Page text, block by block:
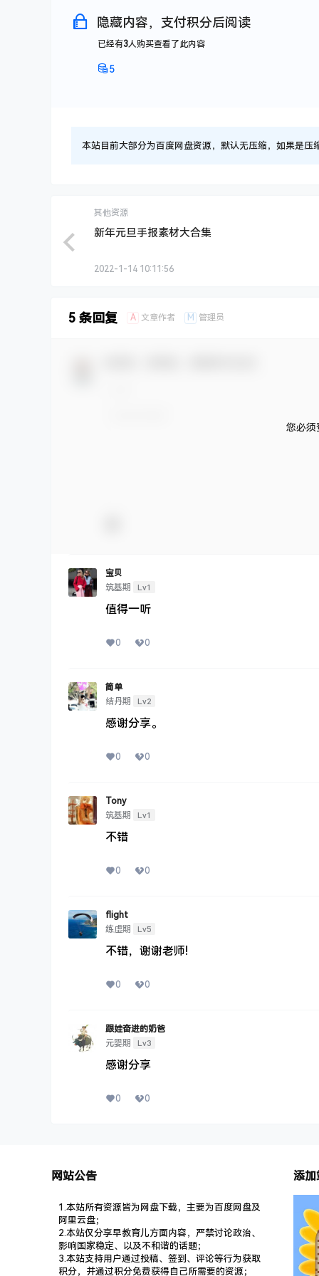
隐藏内容，支付积分后阅读
已经有3人购买查看了此内容
5
本站目前大部分为百度网盘资源，默认无压缩，如果是
其他资源
新年元旦手报素材大合集
2022-1-14 10:11:56
5 条回复 A 文章作者 M 管理员
您必须
宝贝
筑基期
Lv1
值得一听
0 0
简单
结丹期
Lv2
感谢分享。
0 0
Tony
筑基期
Lv1
不错
0 0
flight
练虚期
Lv5
不错，谢谢老师!
0 0
跟娃奋进的奶爸
元婴期
Lv3
感谢分享
0 0
网站公告
1.本站所有资源皆为网盘下载，主要为百度网盘及
阿里云盘；
2.本站仅分享早教育儿方面内容，严禁讨论政治、
影响国家稳定、以及不和谐的话题；
3.本站支持用户通过投稿、签到、评论等行为获取
积分，并通过积分免费获得自己所需要的资源；
添加